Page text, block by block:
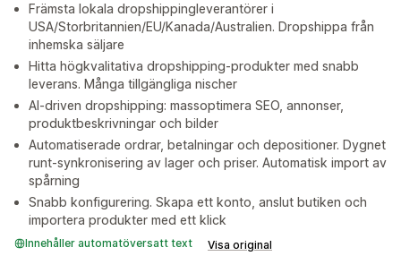
Främsta lokala dropshippingleverantörer i
USA/Storbritannien/EU/Kanada/Australien. Dropshippa från
inhemska säljare
Hitta högkvalitativa dropshipping-produkter med snabb
leverans. Många tillgängliga nischer
AI-driven dropshipping: massoptimera SEO, annonser,
produktbeskrivningar och bilder
Automatiserade ordrar, betalningar och depositioner. Dygnet
runt-synkronisering av lager och priser. Automatisk import av
spårning
Snabb konfigurering. Skapa ett konto, anslut butiken och
importera produkter med ett klick
Innehåller automatöversatt text Visa original